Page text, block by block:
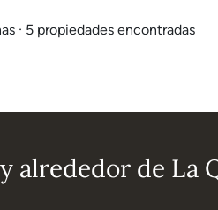
· 5 propiedades encontradas
alrededor de La